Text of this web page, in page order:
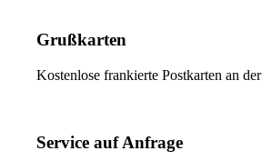
Grußkarten
Kostenlose frankierte Postkarten an
Service auf Anfrage